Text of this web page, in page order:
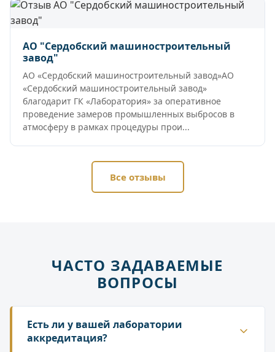
АО "Сердобский машиностроительный
завод"
АО «Сердобский машиностроительный завод»АО
«Сердобский машиностроительный завод»
благодарит ГК «Лаборатория» за оперативное
проведение замеров промышленных выбросов в
атмосферу в рамках процедуры прои...
Все отзывы
ЧАСТО ЗАДАВАЕМЫЕ
ВОПРОСЫ
Есть ли у вашей лаборатории
аккредитация?